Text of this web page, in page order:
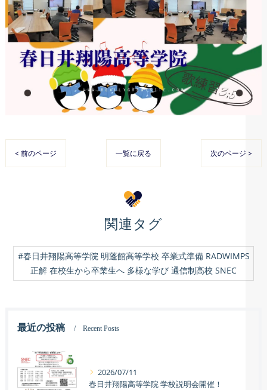
< 前のページ 一覧に戻る 次のページ >
関連タグ
#春日井翔陽高等学院 明蓬館高等学校 卒業式準備 RADWIMPS
正解 在校生から卒業生へ 多様な学び 通信制高校 SNEC
最近の投稿 Recent Posts
2026/07/11
春日井翔陽高等学院 学校説明会開催！